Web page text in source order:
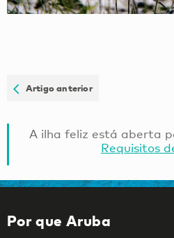
Artigo anterior
A ilha feliz está aberta
Requisitos
Por que Aruba